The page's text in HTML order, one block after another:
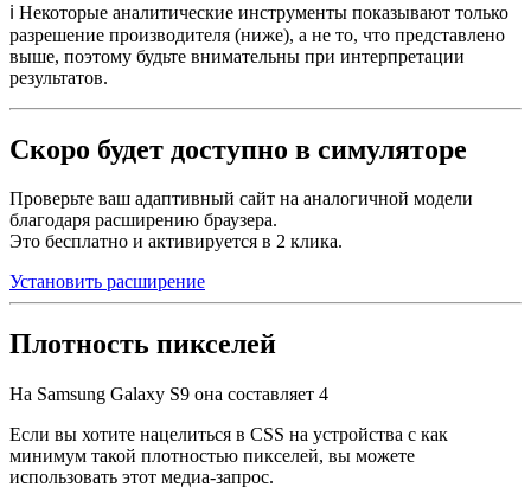
ℹ️ Некоторые аналитические инструменты показывают только
разрешение производителя (ниже), а не то, что представлено
выше, поэтому будьте внимательны при интерпретации
результатов.
Скоро будет доступно в симуляторе
Проверьте ваш адаптивный сайт на аналогичной модели
благодаря расширению браузера.
Это бесплатно и активируется в 2 клика.
Установить расширение
Плотность пикселей
На Samsung Galaxy S9 она составляет 4
Если вы хотите нацелиться в CSS на устройства с как
минимум такой плотностью пикселей, вы можете
использовать этот медиа-запрос.